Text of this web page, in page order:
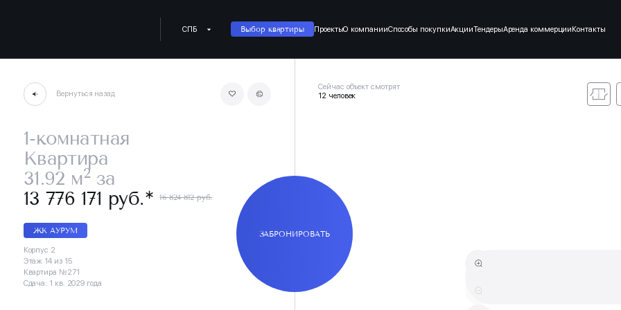
СПБ Выбор квартиры ПроектыО компанииСпособы покупкиАкцииТендерыАренда коммерцииКонтакты
Вернуться назад
1-комнатная
Квартира
31.92 м2за
13 776 171 руб.∗ 16 824 812 руб.
ЖК АУРУМ
Корпус 2
Этаж 14 из 15
Квартира №271
Сдача: 1 кв. 2029 года
ЗАБРОНИРОВАТЬ
Сейчас объект смотрят
12 человек